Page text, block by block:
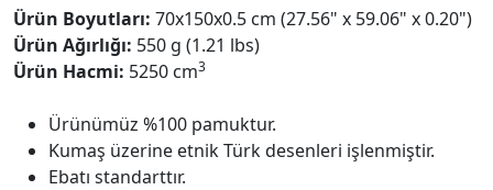
Ürün Boyutları: 70x150x0.5 cm (27.56" x 59.06" x 0.20")
Ürün Ağırlığı: 550 g (1.21 lbs)
Ürün Hacmi: 5250 cm3
Ürünümüz %100 pamuktur.
Kumaş üzerine etnik Türk desenleri işlenmiştir.
Ebatı standarttır.